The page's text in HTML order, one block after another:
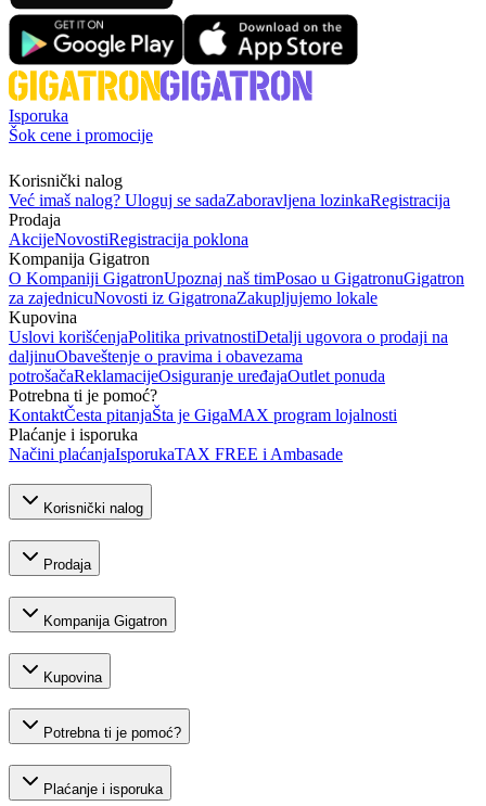
Isporuka
Šok cene i promocije
Korisnički nalog
Već imaš nalog? Uloguj se sadaZaboravljena lozinkaRegistracija
Prodaja
AkcijeNovostiRegistracija poklona
Kompanija Gigatron
O Kompaniji GigatronUpoznaj naš timPosao u GigatronuGigatron
za zajednicuNovosti iz GigatronaZakupljujemo lokale
Kupovina
Uslovi korišćenjaPolitika privatnostiDetalji ugovora o prodaji na
daljinuObaveštenje o pravima i obavezama
potrošačaReklamacijeOsiguranje uređajaOutlet ponuda
Potrebna ti je pomoć?
KontaktČesta pitanjaŠta je GigaMAX program lojalnosti
Plaćanje i isporuka
Načini plaćanjaIsporukaTAX FREE i Ambasade
Korisnički nalog
Prodaja
Kompanija Gigatron
Kupovina
Potrebna ti je pomoć?
Plaćanje i isporuka